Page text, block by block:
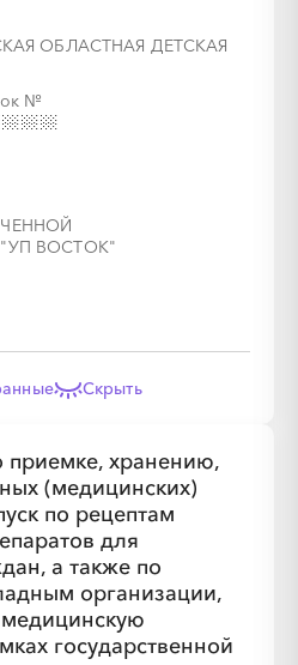
ОБЛАСТНАЯ ДЕТСКАЯ
№
ВОСТОК"
Скрыть
приемке, хранению,
(медицинских)
по рецептам
для
а также по
организации,
государственной